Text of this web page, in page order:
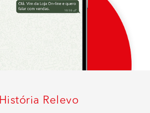
História Relevo